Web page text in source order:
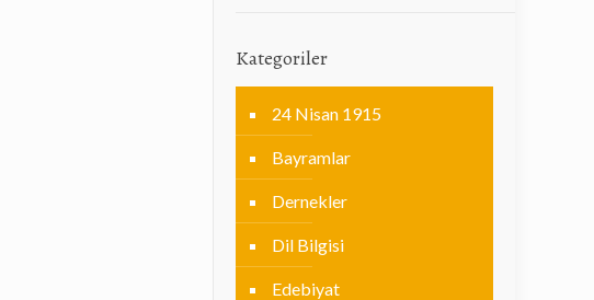
Kategoriler
24 Nisan 1915
Bayramlar
Dernekler
Dil Bilgisi
Edebiyat